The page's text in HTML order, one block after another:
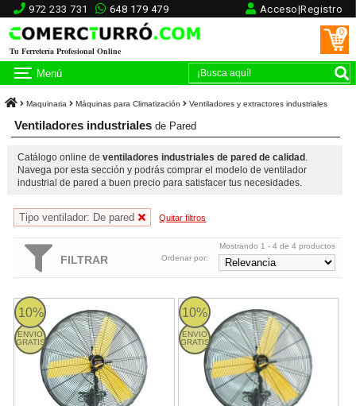
972 233 731 648 179 479 Acceso|Registro
Tu Ferretería Profesional Online
0
Menú
Maquinaria Máquinas para Climatización Ventiladores y extractores industriales
Ventiladores industriales de Pared
Catálogo online de ventiladores industriales de pared de calidad .
Navega por esta sección y podrás comprar el modelo de ventilador
industrial de pared a buen precio para satisfacer tus necesidades.
Tipo ventilador: De pared Quitar filtros
FILTRAR
Mostrando 1 - 4 de 4 productos
Ordenar por:
10%
ENVIO
GRATIS
TURBO 30W-V23 Garland 10%
ENVIO
GRATIS
TURBO 24W-V23 Garland